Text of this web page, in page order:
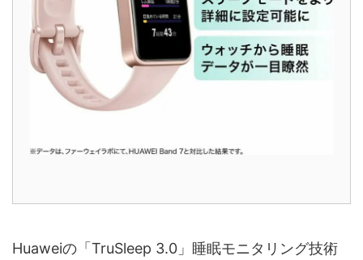
Huaweiの「TruSleep 3.0」睡眠モニタリング技術